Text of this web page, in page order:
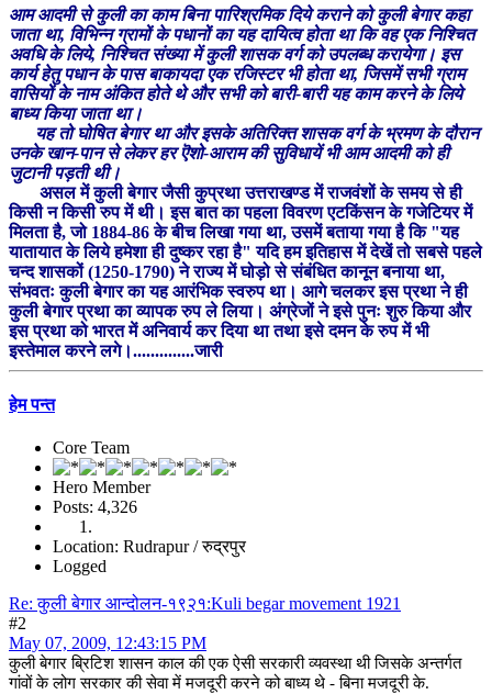
आम आदमी से कुली का काम बिना पारिश्रमिक दिये कराने को कुली बेगार कहा
जाता था, विभिन्न ग्रामों के पधानों का यह दायित्व होता था कि वह एक निश्चित
अवधि के लिये, निश्चित संख्या में कुली शासक वर्ग को उपलब्ध करायेगा। इस
कार्य हेतु पधान के पास बाकायदा एक रजिस्टर भी होता था, जिसमें सभी ग्राम
वासियों के नाम अंकित होते थे और सभी को बारी-बारी यह काम करने के लिये
बाध्य किया जाता था।
यह तो घोषित बेगार था और इसके अतिरिक्त शासक वर्ग के भ्रमण के दौरान
उनके खान-पान से लेकर हर ऎशो-आराम की सुविधायें भी आम आदमी को ही
जुटानी पड़ती थी।
असल में कुली बेगार जैसी कुप्रथा उत्तराखण्ड में राजवंशों के समय से ही
किसी न किसी रुप में थी। इस बात का पहला विवरण एटकिंसन के गजेटियर में
मिलता है, जो 1884-86 के बीच लिखा गया था, उसमें बताया गया है कि "यह
यातायात के लिये हमेशा ही दुष्कर रहा है" यदि हम इतिहास में देखें तो सबसे पहले
चन्द शासकों (1250-1790) ने राज्य में घोड़ो से संबंधित कानून बनाया था,
संभवतः कुली बेगार का यह आरंभिक स्वरुप था। आगे चलकर इस प्रथा ने ही
कुली बेगार प्रथा का व्यापक रुप ले लिया। अंग्रेजों ने इसे पुनः शुरु किया और
इस प्रथा को भारत में अनिवार्य कर दिया था तथा इसे दमन के रुप में भी
इस्तेमाल करने लगे।..............जारी
हेम पन्त
Core Team
Hero Member
Posts: 4,326
Location: Rudrapur / रुद्रपुर
Logged
Re: कुली बेगार आन्दोलन-१९२१:Kuli begar movement 1921
#2
May 07, 2009, 12:43:15 PM
कुली बेगार ब्रिटिश शासन काल की एक ऐसी सरकारी व्यवस्था थी जिसके अन्तर्गत
गांवों के लोग सरकार की सेवा में मजदूरी करने को बाध्य थे - बिना मजदूरी के.